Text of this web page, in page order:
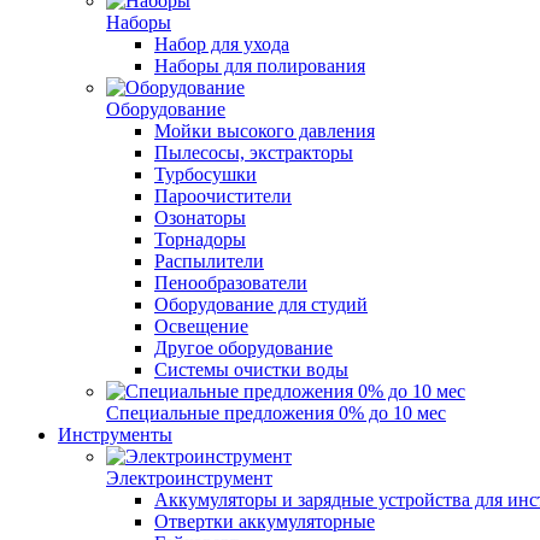
Наборы
Набор для ухода
Наборы для полирования
Оборудование
Мойки высокого давления
Пылесосы, экстракторы
Турбосушки
Пароочистители
Озонаторы
Торнадоры
Распылители
Пенообразователи
Оборудование для студий
Освещение
Другое оборудование
Системы очистки воды
Специальные предложения 0% до 10 мес
Инструменты
Электроинструмент
Аккумуляторы и зарядные устройства для
Отвертки аккумуляторные